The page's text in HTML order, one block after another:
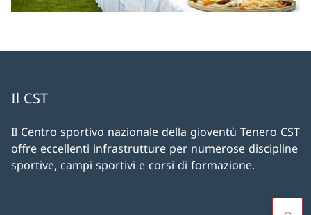
Il CST
Il Centro sportivo nazionale della gioventù Tenero CST
offre eccellenti infrastrutture per numerose discipline
sportive, campi sportivi e corsi di formazione.